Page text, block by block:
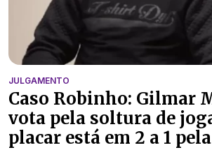
JULGAMENTO
Caso Robinho: Gilmar
vota pela soltura de
placar está em 2 a 1